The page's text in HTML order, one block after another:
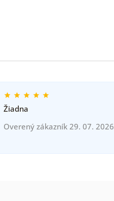
Žiadna
Overený zákazník 29. 07. 2026